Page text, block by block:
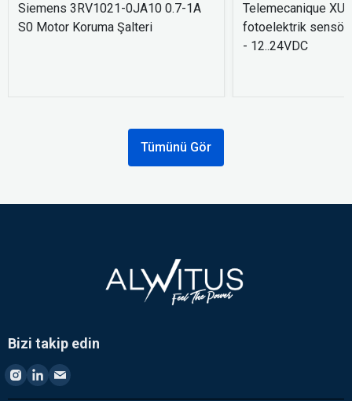
Siemens 3RV1021-0JA10 0.7-1A
S0 Motor Koruma Şalteri
Telemecanique
fotoelektrik sensör
- 12..24VDC
Tümünü Gör
Bizi takip edin